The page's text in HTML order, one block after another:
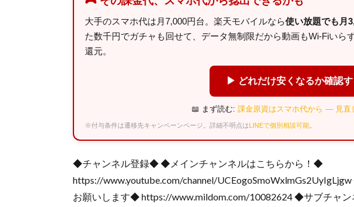
大手のスマホ代は月7,000円台。楽天モバイルなら使い放題でも月
た数千円でガチャも回せて、データ無制限だから動画もWi-Fiいらず
還元。
▶ どれだけ安くなるか確認す
📖 まず読む: 課金原資はスマホ代から — 見直
※付与条件は遷移先キャンペーンページ。詳細不明点はLINEで個別相談可能
◆チャンネル登録◆ ◆メインチャンネルはこちらから！◆
https://www.youtube.com/channel/
お願いします◆ https://www.mildom.com/10082624 ◆サブチャ